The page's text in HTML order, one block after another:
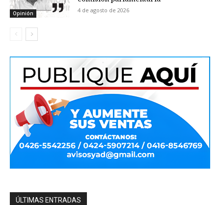
Opinión 4 de agosto de 2026
ÚLTIMAS ENTRADAS